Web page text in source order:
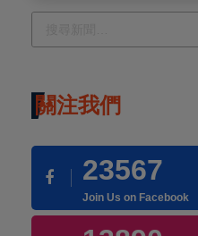
關注我們
23567
Join Us on Facebook